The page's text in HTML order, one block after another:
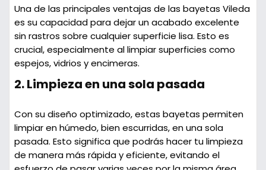
Una de las principales ventajas de las bayetas Vileda
es su capacidad para dejar un acabado excelente
sin rastros sobre cualquier superficie lisa. Esto es
crucial, especialmente al limpiar superficies como
espejos, vidrios y encimeras.
2.Limpieza en una sola pasada
Con su diseño optimizado, estas bayetas permiten
limpiar en húmedo, bien escurridas, en una sola
pasada. Esto significa que podrás hacer tu limpieza
de manera más rápida y eficiente, evitando el